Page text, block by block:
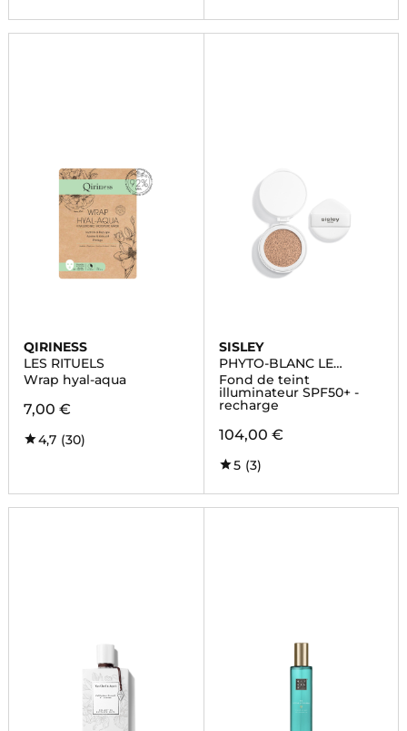
QIRINESS
LES RITUELS
Wrap hyal-aqua
7,00 €
4,7 (30)
SISLEY
PHYTO-BLANC LE
CUSHION
Fond de teint
illuminateur SPF50+ -
recharge
104,00 €
5 (3)